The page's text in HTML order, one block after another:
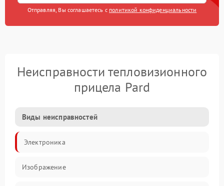
Отправляя, Вы соглашаетесь с политикой конфиденциальности
Неисправности тепловизионного
прицела Pard
Виды неисправностей
Электроника
Изображение